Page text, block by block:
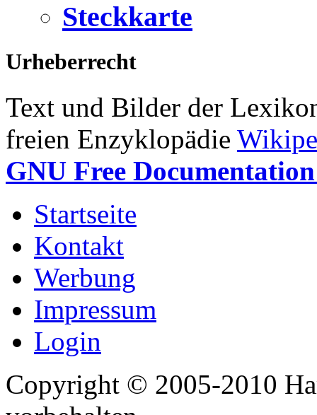
Steckkarte
Urheberrecht
Text und Bilder der
freien Enzyklopädie
GNU Free
Startseite
Kontakt
Werbung
Impressum
Login
Copyright © 2005-2010